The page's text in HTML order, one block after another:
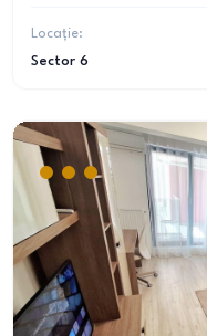
Locație:
Sector 6